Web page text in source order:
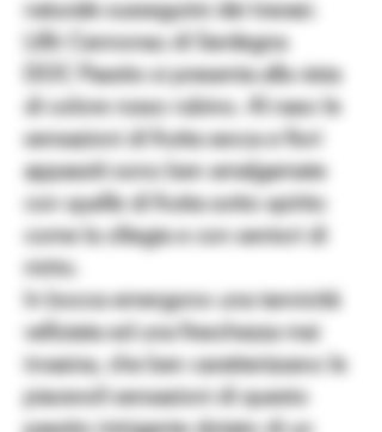
naturale susseguirsi dei travasi.
Lillò Cannonau di Sardegna
Passito si presenta alla vista
dicolorerosso rubino. Alnaso le
sensazioni di frutta secca e fiori
appassiti sono ben amalgamate
con quelle di frutta sotto spirito
come la ciliegia e con sentori di
mirto.
Inboccaemergono una tannicità
vellutata ed una freschezza mai
invasiva, che ben caratterizzano le
piacevoli sensazioni di questo